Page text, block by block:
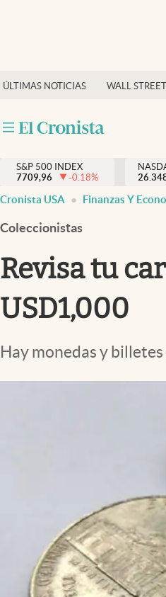
ÚLTIMAS NOTICIAS WALL
Finanzas y economía
Inmigración
Trending
Streaming
PC y mobile
S&P 500 INDEX
7709,96
-0.18%
Cronista USA Finanzas Y
Coleccionistas
Revisa tu
USD1,000
Hay monedas y